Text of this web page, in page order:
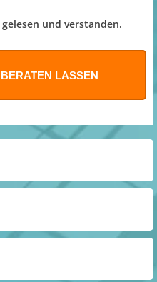
gelesen und verstanden.